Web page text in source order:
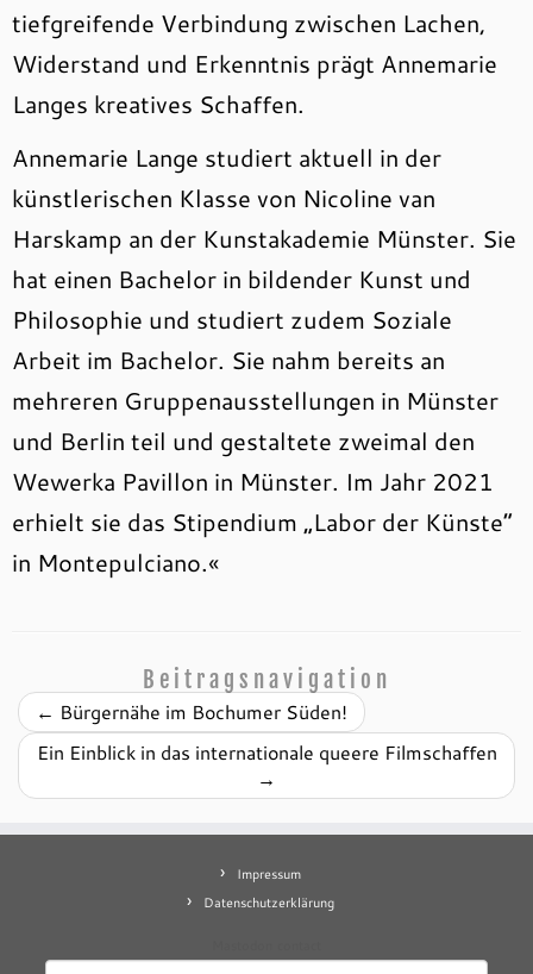
tiefgreifende Verbindung zwischen Lachen,
Widerstand und Erkenntnis prägt Annemarie
Langes kreatives Schaffen.
Annemarie Lange studiert aktuell in der
künstlerischen Klasse von Nicoline van
Harskamp an der Kunstakademie Münster. Sie
hat einen Bachelor in bildender Kunst und
Philosophie und studiert zudem Soziale
Arbeit im Bachelor. Sie nahm bereits an
mehreren Gruppenausstellungen in Münster
und Berlin teil und gestaltete zweimal den
Wewerka Pavillon in Münster. Im Jahr 2021
erhielt sie das Stipendium „Labor der Künste“
in Montepulciano.«
Beitragsnavigation
← Bürgernähe im Bochumer Süden!
Ein Einblick in das internationale queere Filmschaffen
→
Impressum
Datenschutzerklärung